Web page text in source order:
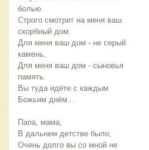
болью.
Строго смотрит на меня ваш
скорбный дом.
Для меня ваш дом - не серый
камень,
Для меня ваш дом - сыновья
память.
Вы туда идёте с каждым
Божьим днём...
Папа, мама,
В дальнем детстве было,
Очень долго вы со мной не